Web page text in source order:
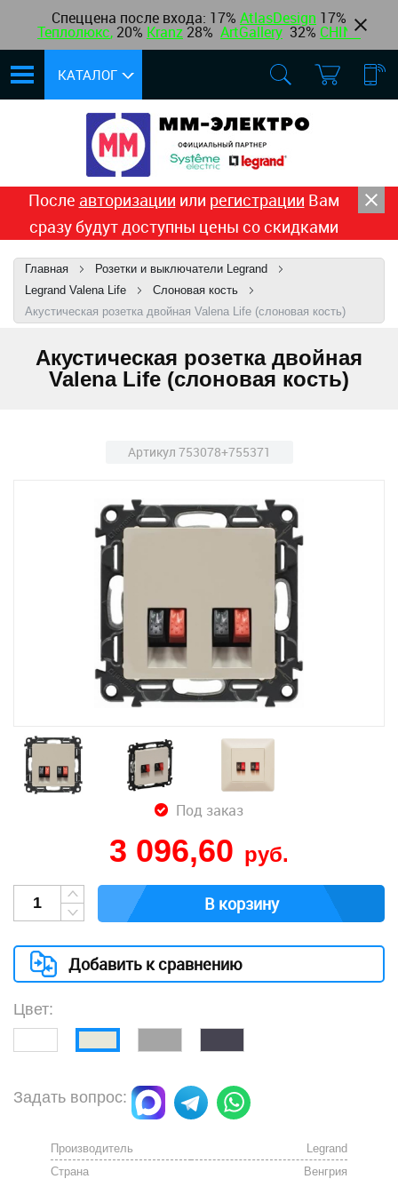
Спеццена после входа: 17% AtlasDesign 17%
Теплолюкс, 20% Kranz 28% ArtGallery 32% CHINT
КАТАЛОГ
После авторизации или регистрации Вам
сразу будут доступны цены со скидками
Главная
Розетки и выключатели Legrand
Legrand Valena Life
Слоновая кость
Акустическая розетка двойная Valena Life (слоновая кость)
Акустическая розетка двойная
Valena Life (слоновая кость)
Артикул 753078+755371
Под заказ
3 096,60 руб.
В корзину
Добавить к сравнению
Цвет:
Задать вопрос:
Производитель
Legrand
Страна
Венгрия